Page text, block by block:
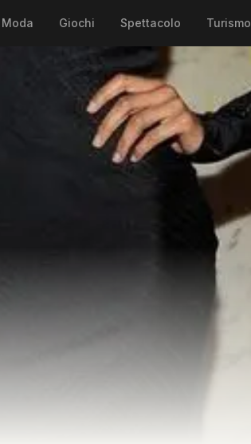
Moda Giochi Spettacolo Turismo